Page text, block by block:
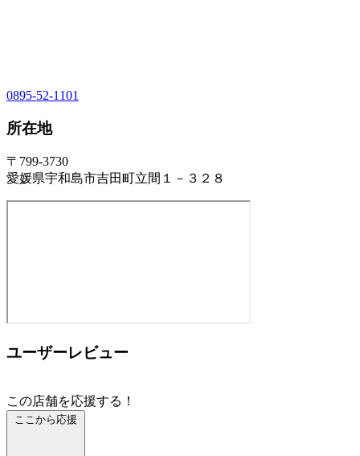
0895-52-1101
所在地
〒799-3730
愛媛県宇和島市吉田町立間１－３２８
ユーザーレビュー
この店舗を応援する！
ここから応援